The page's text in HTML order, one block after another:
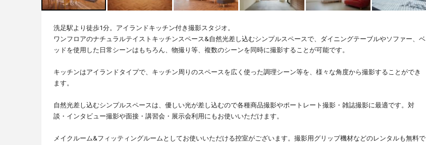
洗足駅より徒歩1分。アイランドキッチン付き撮影スタジオ。
ワンフロアのナチュラルテイストキッチンスペース&自然光差し込むシンプルスペースで、ダイニングテーブルやソファー、ベ
ッドを使用した日常シーンはもちろん、物撮り等、複数のシーンを同時に撮影することが可能です。
キッチンはアイランドタイプで、キッチン周りのスペースを広く使った調理シーン等を、様々な角度から撮影することができ
ます。
自然光差し込むシンプルスペースは、優しい光が差し込むので各種商品撮影やポートレート撮影・雑誌撮影に最適です。対
談・インタビュー撮影や面接・講習会・展示会利用にもお使いいただけます。
メイクルーム&フィッティングルームとしてお使いいただける控室がございます。撮影用グリップ機材などのレンタルも無料で